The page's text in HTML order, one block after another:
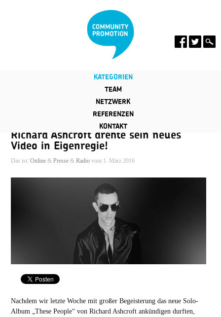
KATEGORIEN
TEAM
NETZWERK
REFERENZEN
KONTAKT
Richard Ashcroft drehte sein neues
Video in Eigenregie!
Das ist: Online& Presse& Radiovom 1. März 2016
Nachdem wir letzte Woche mit großer Begeisterung das neue Solo-
Album „These People“ von Richard Ashcroft ankündigen durften,